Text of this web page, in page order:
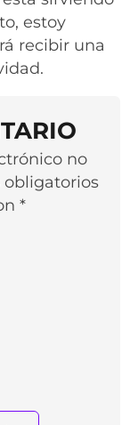
estoy
recibir una
no
obligatorios
*